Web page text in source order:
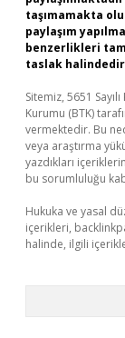
taşımamakta
paylaşım
benzerlikleri
taslak
Sitemiz, 5651
Kurumu (BTK)
vermektedir. Bu
veya araştırma
yazdıkları
bu sorumluluğu
Hukuka ve yasal
içerikleri,
halinde, ilgili